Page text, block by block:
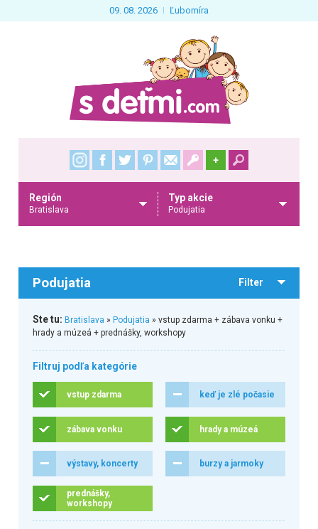
09. 08. 2026 Ľubomíra
+
Región
Bratislava
Typ akcie
Podujatia
Podujatia Filter
Ste tu: Bratislava » Podujatia » vstup zdarma + zábava vonku +
hrady a múzeá + prednášky, workshopy
Filtruj podľa kategórie
vstup zdarma keď je zlé počasie
zábava vonku hrady a múzeá
výstavy, koncerty burzy a jarmoky
prednášky,
workshopy